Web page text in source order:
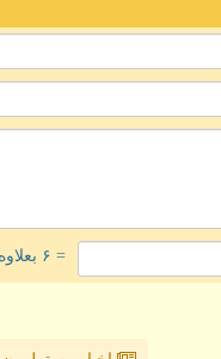
= ۶ بعلاوه ۴